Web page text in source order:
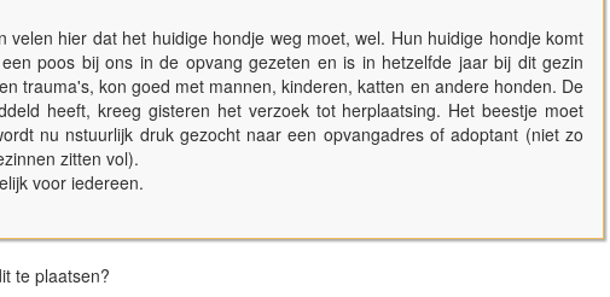
velen hier dat het huidige hondje weg moet, wel. Hun huidige hondje komt
poos bij ons in de opvang gezeten en is in hetzelfde jaar bij dit gezin
trauma's, kon goed met mannen, kinderen, katten en andere honden. De
heeft, kreeg gisteren het verzoek tot herplaatsing. Het beestje moet
nu nstuurlijk druk gezocht naar een opvangadres of adoptant (niet zo
zitten vol).
voor iedereen.
te plaatsen?